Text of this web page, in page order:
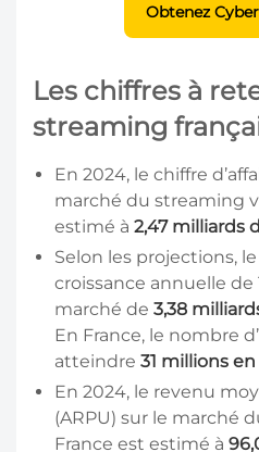
Obtenez
Les chiffres à
streaming
En 2024, le chiffre
marché du streaming
estimé à 2,47 milliards
Selon les projections,
croissance annuelle de
marché de 3,38
En France, le nombre
atteindre 31 millions en
En 2024, le revenu
(ARPU) sur le marché
France est estimé à